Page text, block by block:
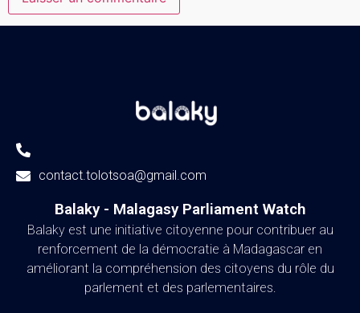
contact.tolotsoa@gmail.com
Balaky - Malagasy Parliament Watch​
Balaky est une initiative citoyenne pour contribuer au
renforcement de la démocratie à Madagascar en
améliorant la compréhension des citoyens du rôle du
parlement et des parlementaires.